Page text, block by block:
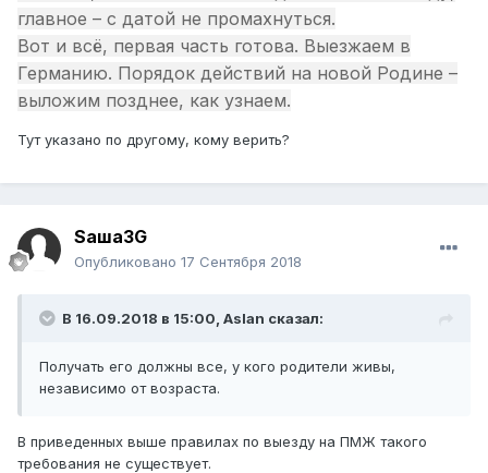
главное – с датой не промахнуться.
Вот и всё, первая часть готова. Выезжаем в
Германию. Порядок действий на новой Родине –
выложим позднее, как узнаем.
Тут указано по другому, кому верить?
Sаша3G
Опубликовано 17 Сентября 2018
В 16.09.2018 в 15:00, Aslan сказал:
Получать его должны все, у кого родители живы,
независимо от возраста.
В приведенных выше правилах по выезду на ПМЖ такого
требования не существует.